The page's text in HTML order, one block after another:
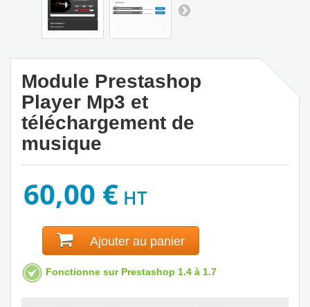
Module Prestashop
Player Mp3 et
téléchargement de
musique
60,00 € HT
Ajouter au panier
Fonctionne sur Prestashop 1.4 à 1.7